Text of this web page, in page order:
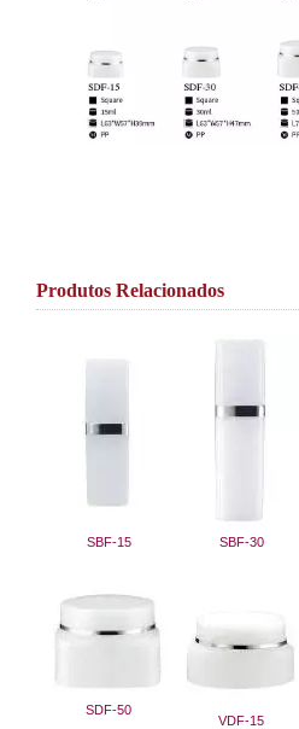
Produtos Relacionados
SBF-15
SBF-30
SDF-50
VDF-15